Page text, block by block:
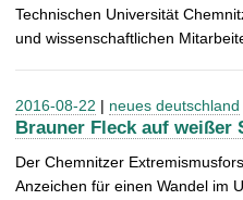
Technischen Universität
und wissenschaftlichen
2016-08-22 | neues deutschland
Brauner Fleck auf weißer
Der Chemnitzer
Anzeichen für einen Wandel im